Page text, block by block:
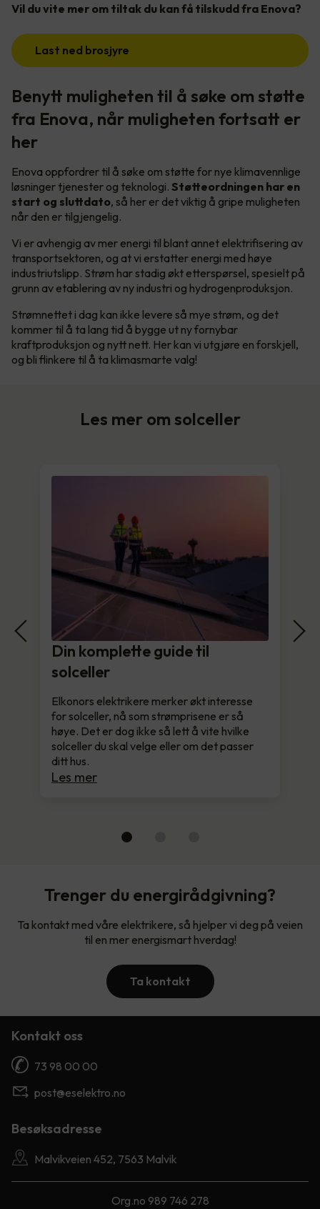
Vil du vite mer om tiltak du kan få tilskudd fra Enova?
Last ned brosjyre
Benytt muligheten til å søke om støtte
fra Enova, når muligheten fortsatt er
her
Enova oppfordrer til å søke om støtte for nye klimavennlige
løsninger tjenester og teknologi. Støtteordningen har en
start og sluttdato, så her er det viktig å gripe muligheten
når den er tilgjengelig.
Vi er avhengig av mer energi til blant annet elektrifisering av
transportsektoren, og at vi erstatter energi med høye
industriutslipp. Strøm har stadig økt etterspørsel, spesielt på
grunn av etablering av ny industri og hydrogenproduksjon.
Strømnettet i dag kan ikke levere så mye strøm, og det
kommer til å ta lang tid å bygge ut ny fornybar
kraftproduksjon og nytt nett. Her kan vi utgjøre en forskjell,
og bli flinkere til å ta klimasmarte valg!
Les mer om solceller
Din komplette guide til
solceller
Elkonors elektrikere merker økt interesse
for solceller, nå som strømprisene er så
høye. Det er dog ikke så lett å vite hvilke
solceller du skal velge eller om det passer
ditt hus.
Les mer
Trenger du energirådgivning?
Ta kontakt med våre elektrikere, så hjelper vi deg på veien
til en mer energismart hverdag!
Ta kontakt
Kontakt oss
73 98 00 00
post@eselektro.no
Besøksadresse
Malvikveien 452, 7563 Malvik
Org.no 989 746 278